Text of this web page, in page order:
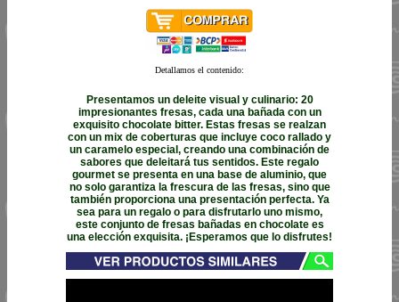
Detallamos el contenido:
Presentamos un deleite visual y culinario: 20
impresionantes fresas, cada una bañada con un
exquisito chocolate bitter. Estas fresas se realzan
con un mix de coberturas que incluye coco rallado y
un caramelo especial, creando una combinación de
sabores que deleitará tus sentidos. Este regalo
gourmet se presenta en una base de aluminio, que
no solo garantiza la frescura de las fresas, sino que
también proporciona una presentación perfecta. Ya
sea para un regalo o para disfrutarlo uno mismo,
este conjunto de fresas bañadas en chocolate es
una elección exquisita. ¡Esperamos que lo disfrutes!